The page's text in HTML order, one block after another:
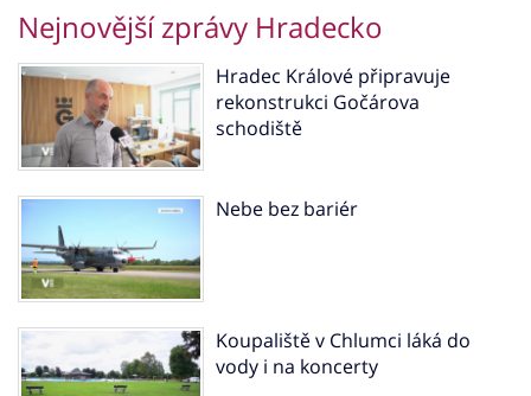
Nejnovější zprávy Hradecko
Hradec Králové připravuje
rekonstrukci Gočárova
schodiště
Nebe bez bariér
Koupaliště v Chlumci láká do
vody i na koncerty